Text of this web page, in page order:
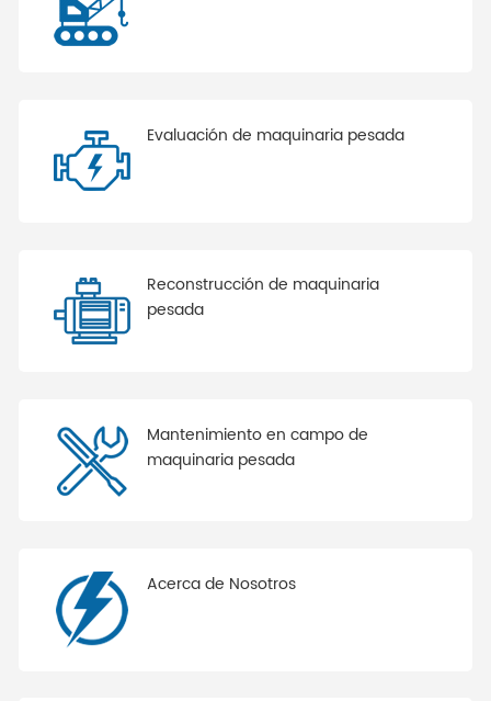
Evaluación de maquinaria pesada
Reconstrucción de maquinaria
pesada
Mantenimiento en campo de
maquinaria pesada
Acerca de Nosotros